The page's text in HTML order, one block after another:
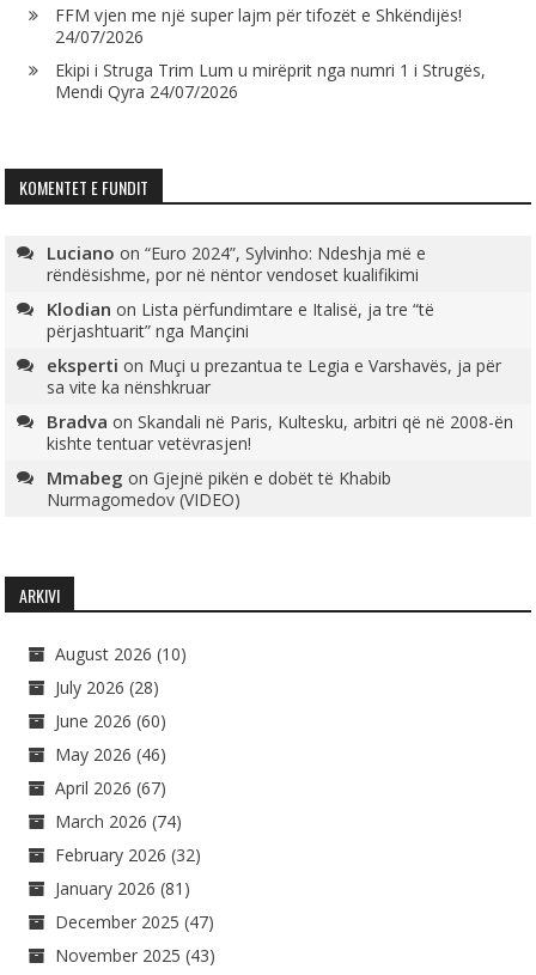
FFM vjen me një super lajm për tifozët e Shkëndijës!
24/07/2026
Ekipi i Struga Trim Lum u mirëprit nga numri 1 i Strugës,
Mendi Qyra 24/07/2026
KOMENTET E FUNDIT
Luciano on“Euro 2024”, Sylvinho: Ndeshja më e
rëndësishme, por në nëntor vendoset kualifikimi
Klodian on Lista përfundimtare e Italisë, ja tre “të
përjashtuarit” nga Mançini
eksperti on Muçi u prezantua te Legia e Varshavës, ja për
sa vite ka nënshkruar
Bradva onSkandali në Paris, Kultesku, arbitri që në 2008-ën
kishte tentuar vetëvrasjen!
Mmabeg onGjejnë pikën e dobët të Khabib
Nurmagomedov (VIDEO)
ARKIVI
August 2026 (10)
July 2026 (28)
June 2026 (60)
May 2026 (46)
April 2026 (67)
March 2026 (74)
February 2026 (32)
January 2026 (81)
December 2025 (47)
November 2025 (43)